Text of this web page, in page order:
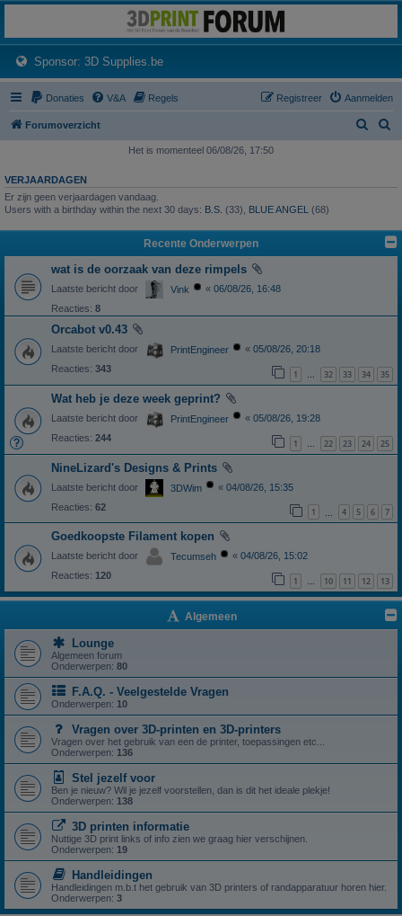
Het 3D print forum van de Benelux na de sluiting van 3dprintforum.nl
Sponsor: 3D Supplies.be(Opens a new tab)
Donaties V&A Regels Aanmelden
Registreer
Forumoverzicht
k
k
Het is momenteel 06/08/26, 17:50
VERJAARDAGEN
Er zijn geen verjaardagen vandaag.
Users with a birthday within the next 30 days: B.S. (33), BLUE ANGEL (68)
Recente Onderwerpen
wat is de oorzaak van deze rimpels
Laatste bericht door Vink « 06/08/26, 16:48
Reacties: 8
Orcabot v0.43
Laatste bericht door PrintEngineer « 05/08/26, 20:18
Reacties: 343 1 … 32 33 34 35
Wat heb je deze week geprint?
Laatste bericht door PrintEngineer « 05/08/26, 19:28
Reacties: 244 1 … 22 23 24 25
NineLizard's Designs & Prints
Laatste bericht door 3DWim « 04/08/26, 15:35
Reacties: 62 1 4 5 6 7
Goedkoopste Filament kopen
Laatste bericht door Tecumseh « 04/08/26, 15:02
Reacties: 120 1 … 10 11 12 13
Algemeen
Lounge
Algemeen forum
Onderwerpen: 80
F.A.Q. - Veelgestelde Vragen
Onderwerpen: 10
Vragen over 3D-printen en 3D-printers
Vragen over het gebruik van een de printer, toepassingen etc...
Onderwerpen: 136
Stel jezelf voor
Ben je nieuw? Wil je jezelf voorstellen, dan is dit het ideale plekje!
Onderwerpen: 138
3D printen informatie
Nuttige 3D print links of info zien we graag hier verschijnen.
Onderwerpen: 19
Handleidingen
Handleidingen m.b.t het gebruik van 3D printers of randapparatuur horen hier.
Onderwerpen: 3